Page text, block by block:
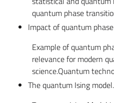
quantum phase
Impact of quantum
Example of quantum
relevance for modern
science.Quantum
The quantum Ising model.